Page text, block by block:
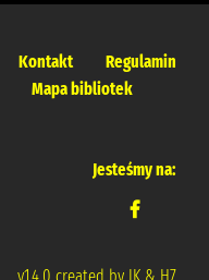
Kontakt
Regulamin
Mapa bibliotek
Jesteśmy na:
v.1.4.0 created by IK & H7